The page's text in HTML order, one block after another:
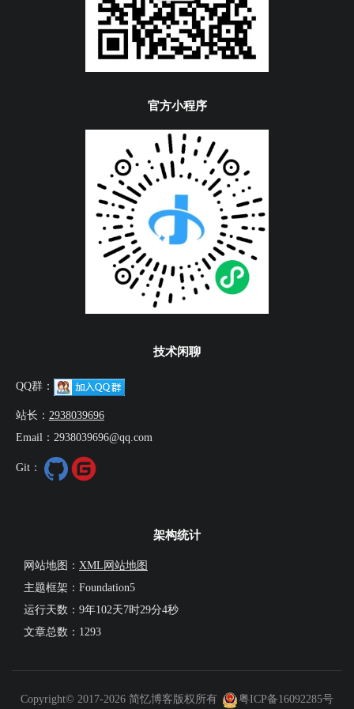
官方小程序
技术闲聊
QQ群：
站长： 2938039696
Email：2938039696@qq.com
Git：
架构统计
网站地图： XML网站地图
主题框架：Foundation5
运行天数： 9年102天7时29分5秒
文章总数：1293
Copyright© 2017-2026 简忆博客版权所有 粤ICP备16092285号